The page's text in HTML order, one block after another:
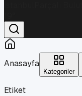
Anasayfa
Kategoriler
Etiket